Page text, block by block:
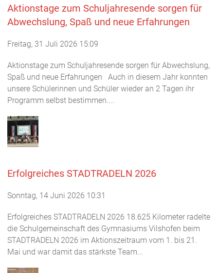
Aktionstage zum Schuljahresende sorgen für
Abwechslung, Spaß und neue Erfahrungen
Freitag, 31 Juli 2026 15:09
Aktionstage zum Schuljahresende sorgen für Abwechslung,
Spaß und neue Erfahrungen Auch in diesem Jahr konnten
unsere Schülerinnen und Schüler wieder an 2 Tagen ihr
Programm selbst bestimmen....
Erfolgreiches STADTRADELN 2026
Sonntag, 14 Juni 2026 10:31
Erfolgreiches STADTRADELN 2026 18.625 Kilometer radelte
die Schulgemeinschaft des Gymnasiums Vilshofen beim
STADTRADELN 2026 im Aktionszeitraum vom 1. bis 21.
Mai und war damit das stärkste Team...